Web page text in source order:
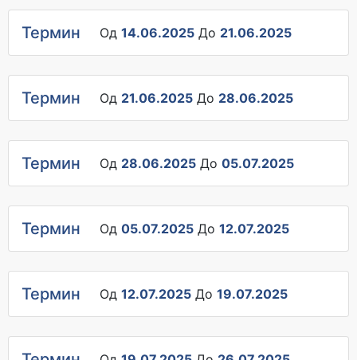
Термин Од 14.06.2025 До 21.06.2025
Термин Од 21.06.2025 До 28.06.2025
Термин Од 28.06.2025 До 05.07.2025
Термин Од 05.07.2025 До 12.07.2025
Термин Од 12.07.2025 До 19.07.2025